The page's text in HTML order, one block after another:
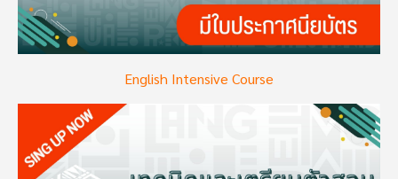
English Intensive Course